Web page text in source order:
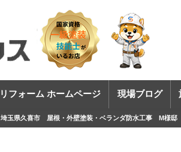
リフォーム ホームページ 現場ブログ
埼玉県久喜市 屋根・外壁塗装・ベランダ防水工事 M様邸